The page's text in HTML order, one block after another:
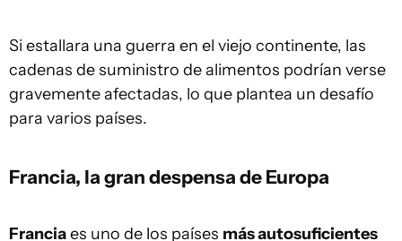
Si estallara una guerra en el viejo continente, las
cadenas de suministro de alimentos podrían verse
gravemente afectadas, lo que plantea un desafío
para varios países.
Francia, la gran despensa de Europa
Franciaes uno de los países más autosuficientes